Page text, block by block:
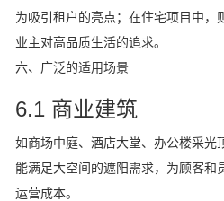
为吸引租户的亮点；在住宅项目中，
业主对高品质生活的追求。
六、广泛的适用场景
6.1 商业建筑
如商场中庭、酒店大堂、办公楼采光
能满足大空间的遮阳需求，为顾客和
运营成本。